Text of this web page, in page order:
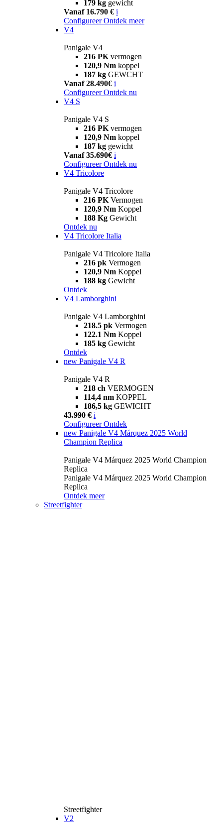
179 kg gewicht
Vanaf 16.790 € i
Configureer Ontdek meer
V4
Panigale V4
216 PK vermogen
120,9 Nm koppel
187 kg GEWCHT
Vanaf 28.490€ i
Configureer Ontdek nu
V4 S
Panigale V4 S
216 PK vermogen
120,9 Nm koppel
187 kg gewicht
Vanaf 35.690€ i
Configureer Ontdek nu
V4 Tricolore
Panigale V4 Tricolore
216 PK Vermogen
120,9 Nm Koppel
188 Kg Gewicht
Ontdek nu
V4 Tricolore Italia
Panigale V4 Tricolore Italia
216 pk Vermogen
120,9 Nm Koppel
188 kg Gewicht
Ontdek
V4 Lamborghini
Panigale V4 Lamborghini
218.5 pk Vermogen
122.1 Nm Koppel
185 kg Gewicht
Ontdek
new Panigale V4 R
Panigale V4 R
218 ch VERMOGEN
114,4 nm KOPPEL
186,5 kg GEWICHT
43.990 € i
Configureer Ontdek
new Panigale V4 Márquez 2025 World
Champion Replica
Panigale V4 Márquez 2025 World Champion
Replica
Panigale V4 Márquez 2025 World Champion
Replica
Ontdek meer
Streetfighter
Streetfighter
V2